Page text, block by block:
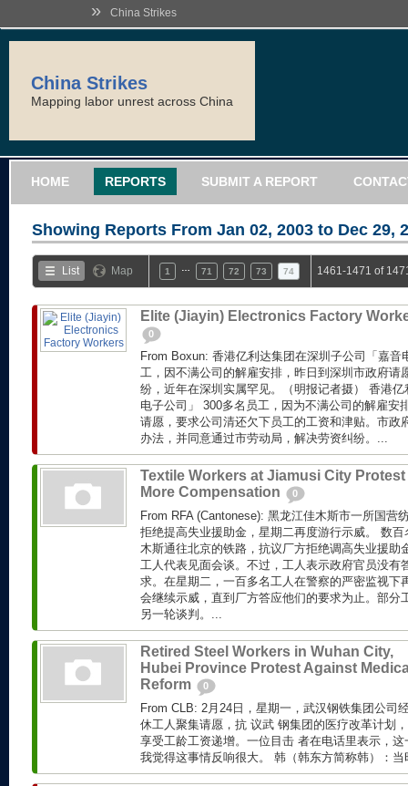
» China Strikes
China Strikes
Mapping labor unrest across China
HOME REPORTS SUBMIT A REPORT
Showing Reports From Jan 02, 2003 to Dec 29,
List Map 1 71 72 73 74 1461-1471 of
Elite (Jiayin) Electronics Factory
0
From Boxun: 香港亿利达集团在深圳子公司「嘉音
工，因不满公司的解雇安排，昨日到深圳市政府请
纷，近年在深圳实属罕见。（明报记者摄） 香港
电子公司」 300多名员工，因为不满公司的解雇安
请愿，要求公司清还欠下员工的工资和津贴。市政
办法，并同意通过市劳动局，解决劳资纠纷。...
Textile Workers at Jiamusi City
More Compensation
0
From RFA (Cantonese): 黑龙江佳木斯市一所国营
拒绝提高失业援助金，星期二再度游行示威。 数
木斯通往北京的铁路，抗议厂方拒绝调高失业援助
工人代表见面会谈。不过，工人表示政府官员没有
求。在星期二，一百多名工人在警察的严密监视下
会继续示威，直到厂方答应他们的要求为止。部分
另一轮谈判。...
Retired Steel Workers in Wuhan City,
Hubei Province Protest Against
Reform
0
From CLB: 2月24日，星期一，武汉钢铁集团公司
休工人聚集请愿，抗 议武 钢集团的医疗改革计划
享受工龄工资递增。一位目击 者在电话里表示，
我觉得这事情反响很大。 韩（韩东方简称韩）：